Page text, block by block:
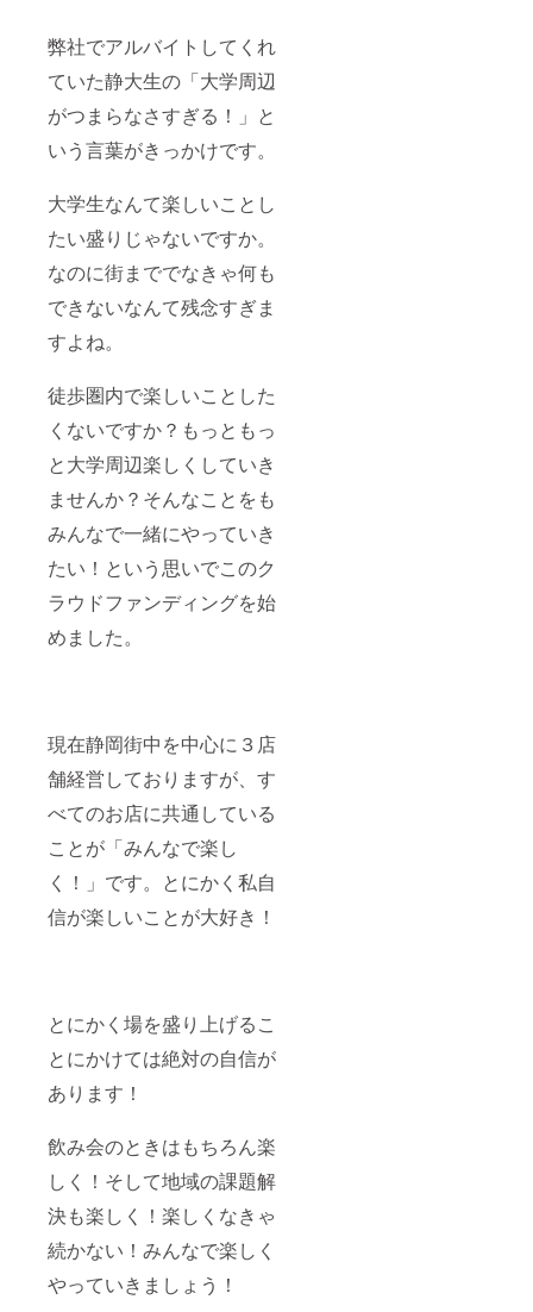
弊社でアルバイトしてくれ
ていた静大生の「大学周辺
がつまらなさすぎる！」と
いう言葉がきっかけです。
大学生なんて楽しいことし
たい盛りじゃないですか。
なのに街まででなきゃ何も
できないなんて残念すぎま
すよね。
徒歩圏内で楽しいことした
くないですか？もっともっ
と大学周辺楽しくしていき
ませんか？そんなことをも
みんなで一緒にやっていき
たい！という思いでこのク
ラウドファンディングを始
めました。
現在静岡街中を中心に３店
舗経営しておりますが、す
べてのお店に共通している
ことが「みんなで楽し
く！」です。とにかく私自
信が楽しいことが大好き！
とにかく場を盛り上げるこ
とにかけては絶対の自信が
あります！
飲み会のときはもちろん楽
しく！そして地域の課題解
決も楽しく！楽しくなきゃ
続かない！みんなで楽しく
やっていきましょう！